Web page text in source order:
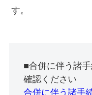
す。
■合併に伴う諸
確認ください
合併に伴う諸手